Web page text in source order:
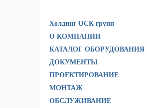
Холдинг ОСК групп
О КОМПАНИИ
КАТАЛОГ ОБОРУДОВАНИЯ
ДОКУМЕНТЫ
ПРОЕКТИРОВАНИЕ
МОНТАЖ
ОБСЛУЖИВАНИЕ